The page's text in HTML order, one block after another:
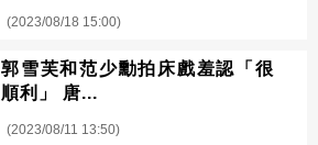
(2023/08/18 15:00)
郭雪芙和范少勳拍床戲羞認「很
順利」 唐...
(2023/08/11 13:50)